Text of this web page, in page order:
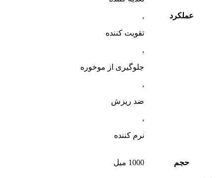
عملکرد
,
تقویت کننده
,
جلوگیری از موخوره
,
ضد ریزش
,
نرم کننده
حجم 1000 میل